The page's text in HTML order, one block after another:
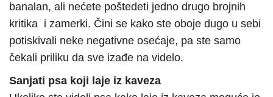
banalan, ali nećete poštedeti jedno drugo brojnih
kritika i zamerki. Čini se kako ste oboje dugo u sebi
potiskivali neke negativne osećaje, pa ste samo
čekali priliku da sve izađe na videlo.
Sanjati psa koji laje iz kaveza